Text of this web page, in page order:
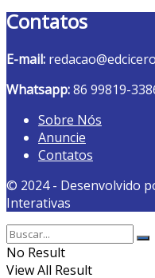
Contatos
E-mail:
Whatsapp:86 99819-
Sobre Nós
Anuncie
Contatos
© 2024 - Desenvolvido
Interativas
No Result
View All Result